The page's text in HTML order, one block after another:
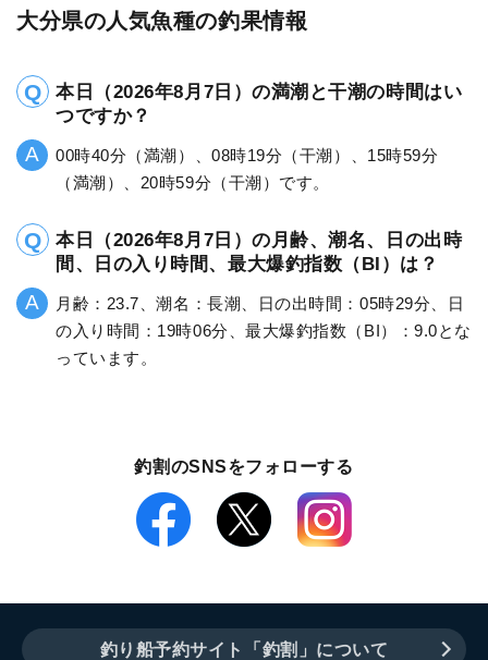
大分県の人気魚種の釣果情報
本日（2026年8月7日）の満潮と干潮の時間はい
つですか？
00時40分（満潮）、08時19分（干潮）、15時59分
（満潮）、20時59分（干潮）です。
本日（2026年8月7日）の月齢、潮名、日の出時
間、日の入り時間、最大爆釣指数（BI）は？
月齢：23.7、潮名：長潮、日の出時間：05時29分、日
の入り時間：19時06分、最大爆釣指数（BI）：9.0とな
っています。
釣割のSNSをフォローする
釣り船予約サイト「釣割」について